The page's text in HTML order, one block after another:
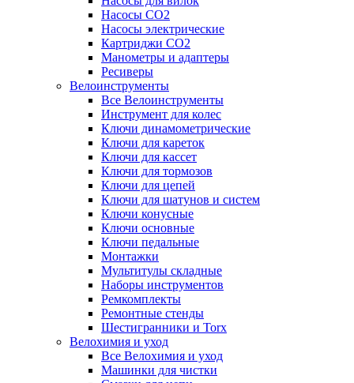
Насосы CO2
Насосы электрические
Картриджи CO2
Манометры и адаптеры
Ресиверы
Велоинструменты
Все Велоинструменты
Инструмент для колес
Ключи динамометрические
Ключи для кареток
Ключи для кассет
Ключи для тормозов
Ключи для цепей
Ключи для шатунов и систем
Ключи конусные
Ключи основные
Ключи педальные
Монтажки
Мультитулы складные
Наборы инструментов
Ремкомплекты
Ремонтные стенды
Шестигранники и Torx
Велохимия и уход
Все Велохимия и уход
Машинки для чистки